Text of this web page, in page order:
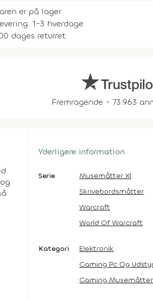
er på lager
1-3 hverdage
dages returret
Fremragende - 73.963
Yderligere information
Serie
Musemåtter Xl
Skrivebordsmåtter
Warcraft
World Of Warcraft
Kategori
Elektronik
Gaming Pc Og
Gaming Musemåtter